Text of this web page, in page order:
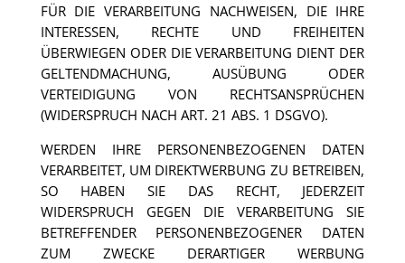
FÜR DIE VERARBEITUNG NACHWEISEN, DIE IHRE
INTERESSEN, RECHTE UND FREIHEITEN
ÜBERWIEGEN ODER DIE VERARBEITUNG DIENT DER
GELTENDMACHUNG, AUSÜBUNG ODER
VERTEIDIGUNG VON RECHTSANSPRÜCHEN
(WIDERSPRUCH NACH ART. 21 ABS. 1 DSGVO).
WERDEN IHRE PERSONENBEZOGENEN DATEN
VERARBEITET, UM DIREKTWERBUNG ZU BETREIBEN,
SO HABEN SIE DAS RECHT, JEDERZEIT
WIDERSPRUCH GEGEN DIE VERARBEITUNG SIE
BETREFFENDER PERSONENBEZOGENER DATEN
ZUM ZWECKE DERARTIGER WERBUNG